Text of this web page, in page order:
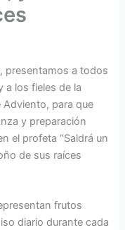
presentamos a todos
a los fieles de la
Adviento, para que
y preparación
el profeta “Saldrá un
de sus raíces
frutos
diario durante cada